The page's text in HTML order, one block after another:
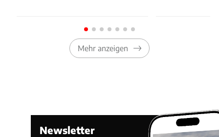
Mehr anzeigen
Newsletter